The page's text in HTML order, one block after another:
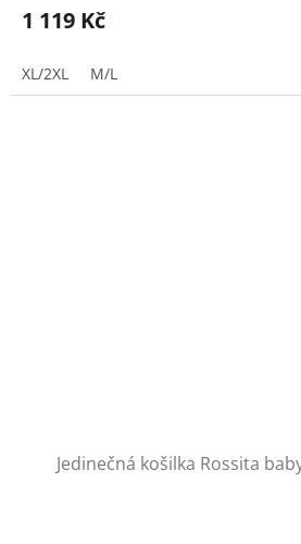
1 119 Kč
XL/2XL M/L
Jedinečná košilka Rossita